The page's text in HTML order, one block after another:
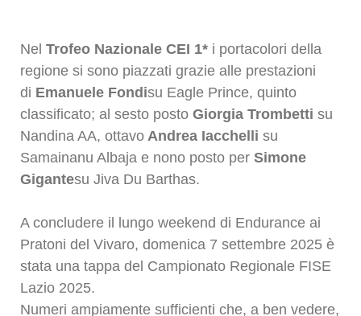
Nel Trofeo Nazionale CEI 1* i portacolori della
regione si sono piazzati grazie alle prestazioni
di Emanuele Fondisu Eagle Prince, quinto
classificato; al sesto posto Giorgia Trombetti su
Nandina AA, ottavo Andrea Iacchelli su
Samainanu Albaja e nono posto per Simone
Gigantesu Jiva Du Barthas.
A concludere il lungo weekend di Endurance ai
Pratoni del Vivaro, domenica 7 settembre 2025 è
stata una tappa del Campionato Regionale FISE
Lazio 2025.
Numeri ampiamente sufficienti che, a ben vedere,